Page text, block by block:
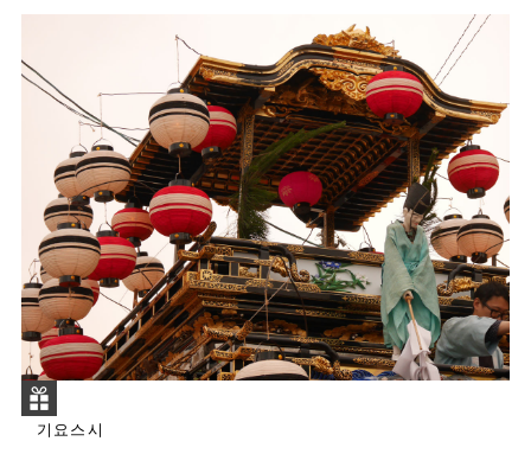
기요스시